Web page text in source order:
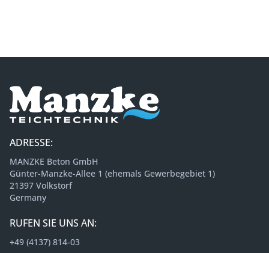
ADRESSE:
MANZKE Beton GmbH
Günter-Manzke-Allee 1 (ehemals Gewerbegebiet 1)
21397 Volkstorf
Germany
RUFEN SIE UNS AN:
+49 (4137) 814-03